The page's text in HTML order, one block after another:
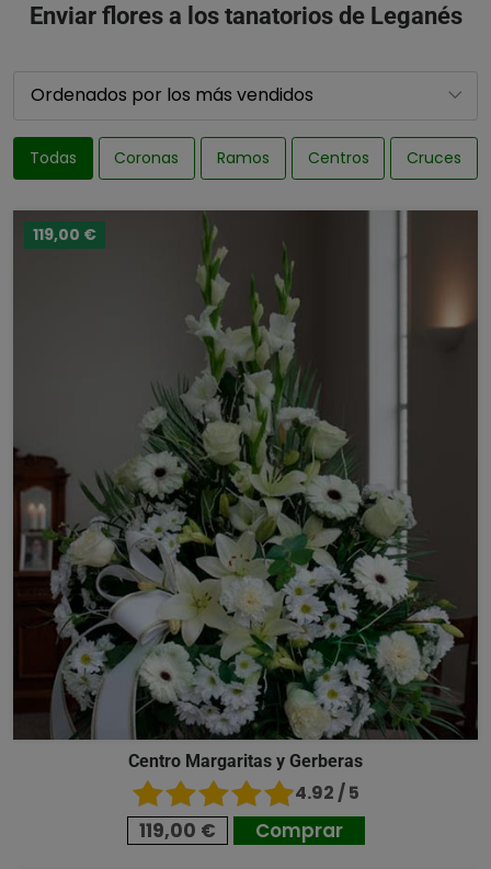
Enviar flores a los tanatorios de Leganés
Todas Coronas Ramos Centros Cruces
119,00 €
Centro Margaritas y Gerberas
4.92 / 5
119,00 € Comprar